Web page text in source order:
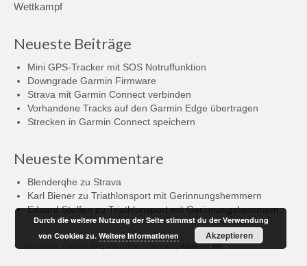
Wettkampf
Neueste Beiträge
Mini GPS-Tracker mit SOS Notruffunktion
Downgrade Garmin Firmware
Strava mit Garmin Connect verbinden
Vorhandene Tracks auf den Garmin Edge übertragen
Strecken in Garmin Connect speichern
Neueste Kommentare
Blenderqhe zu Strava
Karl Biener zu Triathlonsport mit Gerinnungshemmern
Eduard SteffenzuTriathlonsport mit Gerinnungshemmern
© 2026 Stübis Triathlon Blog - WordPress Theme by
Durch die weitere Nutzung der Seite stimmst du der Verwendung
von Cookies zu.Weitere Informationen Akzeptieren